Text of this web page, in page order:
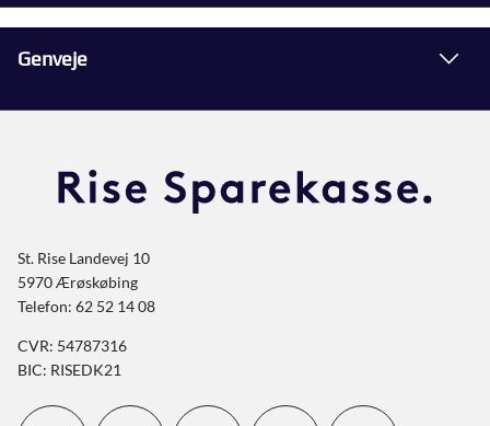
Genveje
St. Rise Landevej 10
5970 Ærøskøbing
Telefon: 62 52 14 08
CVR: 54787316
BIC: RISEDK21